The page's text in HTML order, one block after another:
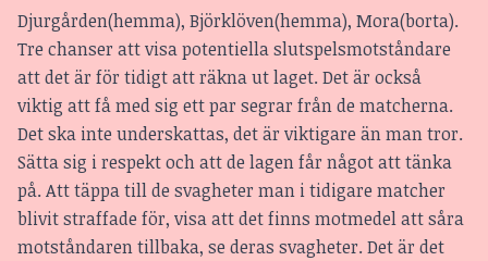
Djurgården(hemma), Björklöven(hemma), Mora(borta).
Tre chanser att visa potentiella slutspelsmotståndare
att det är för tidigt att räkna ut laget. Det är också
viktig att få med sig ett par segrar från de matcherna.
Det ska inte underskattas, det är viktigare än man tror.
Sätta sig i respekt och att de lagen får något att tänka
på. Att täppa till de svagheter man i tidigare matcher
blivit straffade för, visa att det finns motmedel att såra
motståndaren tillbaka, se deras svagheter. Det är det